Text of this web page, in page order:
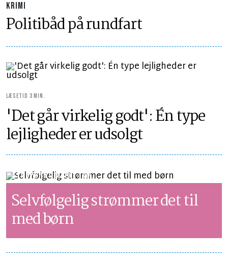
KRIMI
Politibåd på rundfart
LÆSETID 3 MIN.
'Det går virkelig godt': Én type
lejligheder er udsolgt
SYNSPUNKT LÆSETID 1 MIN.
Selvfølgelig strømmer det til
med børn